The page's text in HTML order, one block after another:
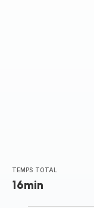
TEMPS TOTAL
16min